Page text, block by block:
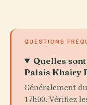
QUESTIONS
Quelles
Palais Khairy
Généralement
17h00. Vérifiez